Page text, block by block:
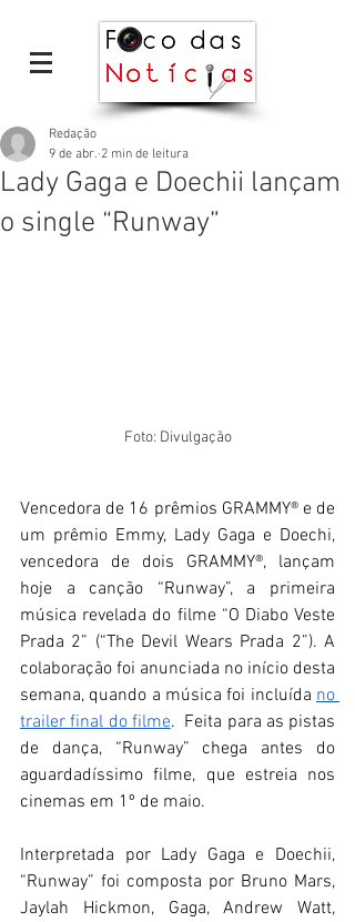
Lady Gaga e Doechii lançam
o single “Runway”
Redação
9 de abr. 2 min de leitura
Foto: Divulgação
Vencedora de 16 prêmios GRAMMY® e de
um prêmio Emmy, Lady Gaga e Doechi,
vencedora de dois GRAMMY®, lançam
hoje a canção “Runway”, a primeira
música revelada do filme “O Diabo Veste
Prada 2” (“The Devil Wears Prada 2”). A
colaboração foi anunciada no início desta
semana, quando a música foi incluída no
trailer final do filme.  Feita para as pistas
de dança, “Runway” chega antes do
aguardadíssimo filme, que estreia nos
cinemas em 1º de maio.
Interpretada por Lady Gaga e Doechii,
“Runway” foi composta por Bruno Mars,
Jaylah Hickmon, Gaga, Andrew Watt,